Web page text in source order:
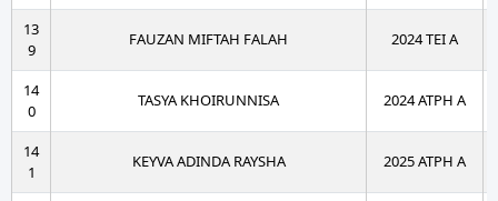
13
9
FAUZAN MIFTAH FALAH 2024 TEI A
14
0
TASYA KHOIRUNNISA 2024 ATPH A
14
1
KEYVA ADINDA RAYSHA 2025 ATPH A